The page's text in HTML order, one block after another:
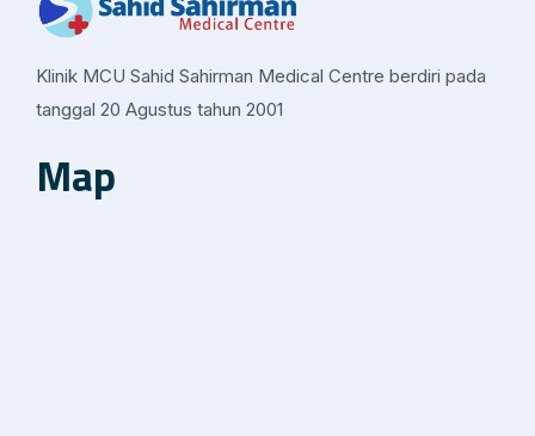
Klinik MCU Sahid Sahirman Medical Centre berdiri pada
tanggal 20 Agustus tahun 2001
Map